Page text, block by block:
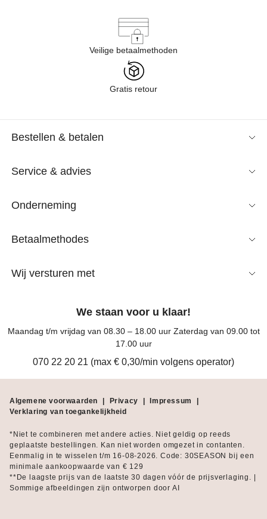
Veilige betaalmethoden
Gratis retour
Bestellen & betalen
Service & advies
Onderneming
Betaalmethodes
Wij versturen met
We staan voor u klaar!
Maandag t/m vrijdag van 08.30 – 18.00 uur Zaterdag van 09.00 tot
17.00 uur
070 22 20 21 (max € 0,30/min volgens operator)
Algemene voorwaarden Privacy Impressum
Verklaring van toegankelijkheid
*Niet te combineren met andere acties. Niet geldig op reeds
geplaatste bestellingen. Kan niet worden omgezet in contanten.
Eenmalig in te wisselen t/m 16-08-2026. Code: 30SEASON bij een
minimale aankoopwaarde van € 129
**De laagste prijs van de laatste 30 dagen vóór de prijsverlaging. |
Sommige afbeeldingen zijn ontworpen door AI